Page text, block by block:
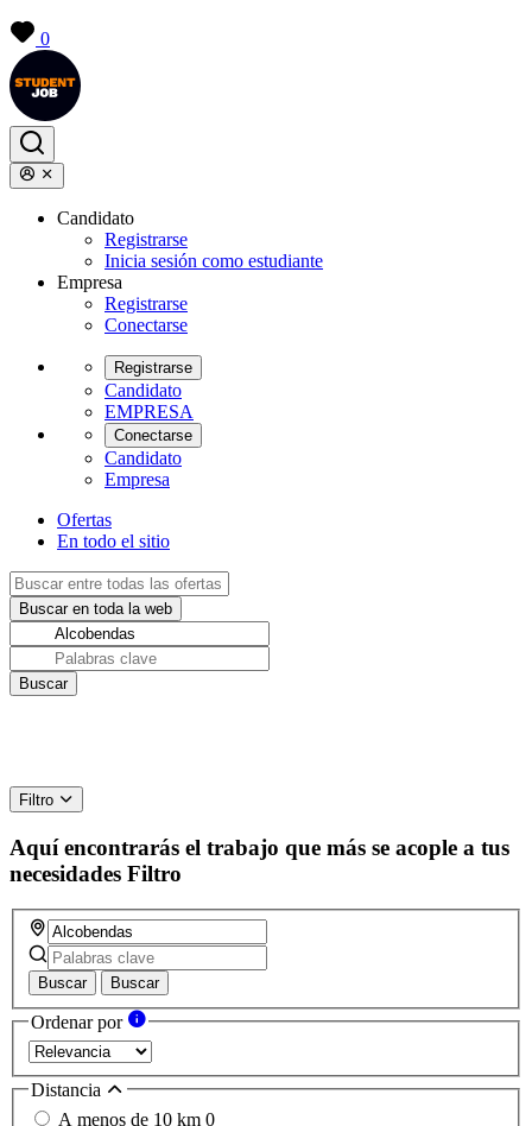
0
Candidato
Registrarse
Inicia sesión como estudiante
Empresa
Registrarse
Conectarse
Registrarse
Candidato
EMPRESA
Conectarse
Candidato
Empresa
Ofertas
En todo el sitio
Filtro
Aquí encontrarás el trabajo que más se acople a tus
necesidades Filtro
Buscar Buscar
Ordenar por
Distancia
A menos de 10 km 0